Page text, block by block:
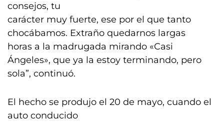
consejos, tu
carácter muy fuerte, ese por el que tanto
chocábamos. Extraño quedarnos largas
horas a la madrugada mirando «Casi
Ángeles», que ya la estoy terminando, pero
sola”, continuó.
El hecho se produjo el 20 de mayo, cuando el
auto conducido